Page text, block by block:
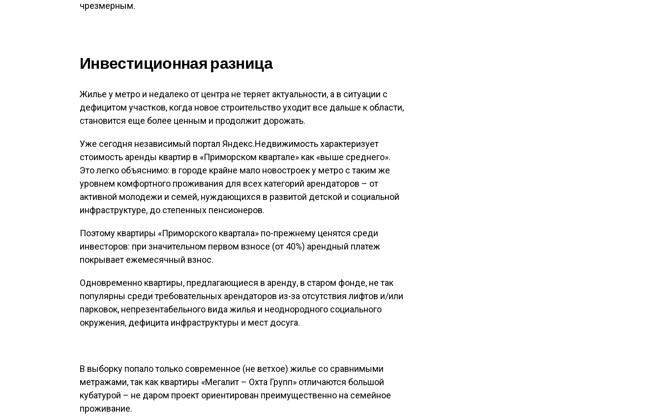
чрезмерным.
Инвестиционная разница
Жилье у метро и недалеко от центра не теряет актуальности, а в ситуации с
дефицитом участков, когда новое строительство уходит все дальше к области,
становится еще более ценным и продолжит дорожать.
Уже сегодня независимый портал Яндекс.Недвижимость характеризует
стоимость аренды квартир в «Приморском квартале» как «выше среднего».
Это легко объяснимо: в городе крайне мало новостроек у метро с таким же
уровнем комфортного проживания для всех категорий арендаторов – от
активной молодежи и семей, нуждающихся в развитой детской и социальной
инфраструктуре, до степенных пенсионеров.
Поэтому квартиры «Приморского квартала» по-прежнему ценятся среди
инвесторов: при значительном первом взносе (от 40%) арендный платеж
покрывает ежемесячный взнос.
Одновременно квартиры, предлагающиеся в аренду, в старом фонде, не так
популярны среди требовательных арендаторов из-за отсутствия лифтов и/или
парковок, непрезентабельного вида жилья и неоднородного социального
окружения, дефицита инфраструктуры и мест досуга.
В выборку попало только современное (не ветхое) жилье со сравнимыми
метражами, так как квартиры «Мегалит – Охта Групп» отличаются большой
кубатурой – не даром проект ориентирован преимущественно на семейное
проживание.